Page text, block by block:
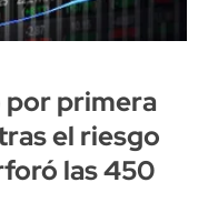
por primera
el riesgo
las 450